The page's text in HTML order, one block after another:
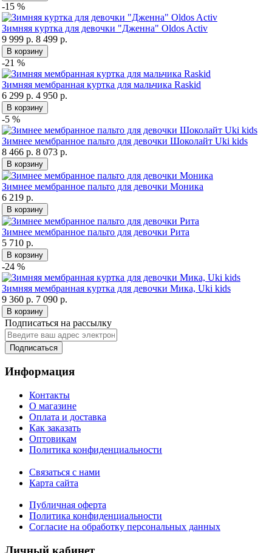
-15 %
Зимняя куртка для девочки "Дженна" Oldos Activ
9 999 р. 8 499 р.
В корзину
-21 %
Зимняя мембранная куртка для мальчика Raskid
6 299 р. 4 950 р.
В корзину
-5 %
Зимнее мембранное пальто для девочки Шоколайт Uki kids
8 466 р. 8 073 р.
В корзину
Зимнее мембранное пальто для девочки Моника
6 219 р.
В корзину
Зимнее мембранное пальто для девочки Рита
5 710 р.
В корзину
-24 %
Зимняя мембранная куртка для девочки Мика, Uki kids
9 360 р. 7 090 р.
В корзину
Подписаться на рассылку
Подписаться
Информация
Контакты
О магазине
Оплата и доставка
Как заказать
Оптовикам
Политика конфиденциальности
Связаться с нами
Карта сайта
Публичная оферта
Политика конфиденциальности
Согласие на обработку персональных данных
Личный кабинет